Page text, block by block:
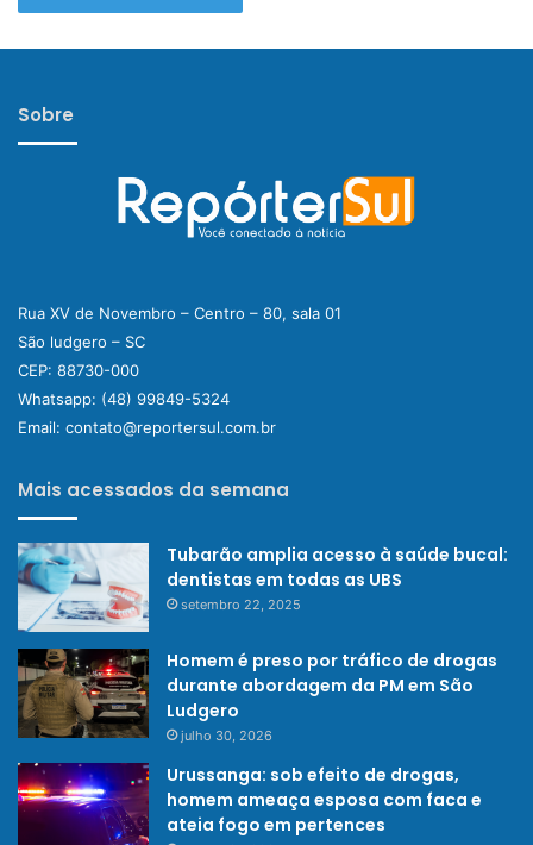
Sobre
Rua XV de Novembro – Centro – 80, sala 01
São ludgero – SC
CEP: 88730-000
Whatsapp: (48) 99849-5324
Email: contato@reportersul.com.br
Mais acessados da semana
Tubarão amplia acesso à saúde bucal:
dentistas em todas as UBS
setembro 22, 2025
Homem é preso por tráfico de drogas
durante abordagem da PM em São
Ludgero
julho 30, 2026
Urussanga: sob efeito de drogas,
homem ameaça esposa com faca e
ateia fogo em pertences